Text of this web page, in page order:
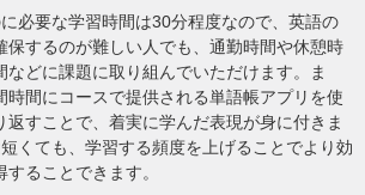
必要な学習時間は30分程度なので、英語の
保するのが難しい人でも、通勤時間や休憩時
などに課題に取り組んでいただけます。ま
時間にコースで提供される単語帳アプリを使
返すことで、着実に学んだ表現が身に付きま
くても、学習する頻度を上げることでより効
ることできます。